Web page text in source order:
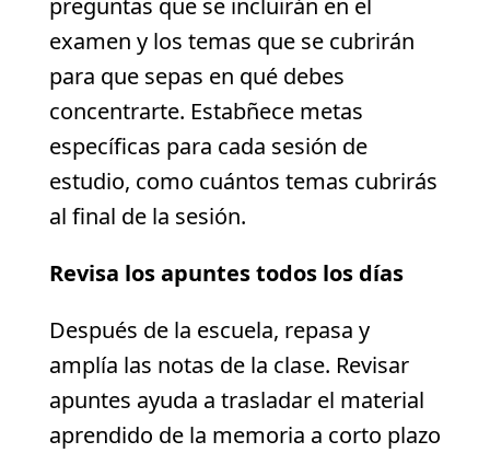
examen y los temas que se cubrirán
para que sepas en qué debes
concentrarte. Estabñece metas
específicas para cada sesión de
estudio, como cuántos temas cubrirás
al final de la sesión.
Revisa los apuntes todos los días
Después de la escuela, repasa y
amplía las notas de la clase. Revisar
apuntes ayuda a trasladar el material
aprendido de la memoria a corto plazo